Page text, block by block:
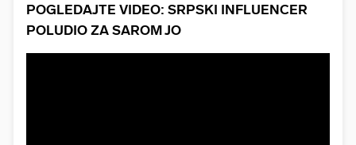
POGLEDAJTE VIDEO: SRPSKI INFLUENCER
POLUDIO ZA SAROM JO